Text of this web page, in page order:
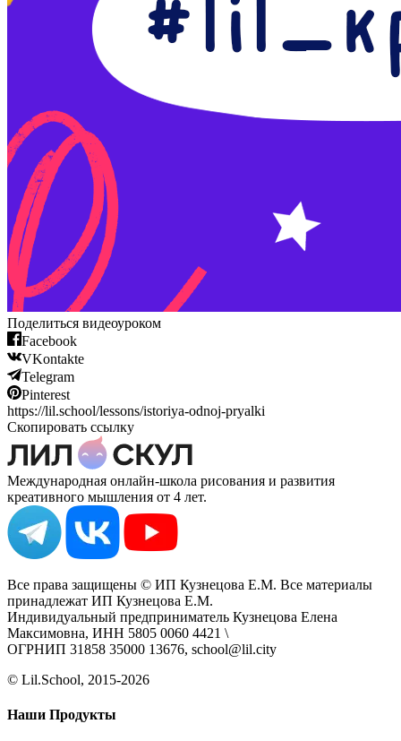
Поделиться видеоуроком
Facebook
VKontakte
Telegram
Pinterest
https://lil.school/lessons/istoriya-odnoj-pryalki
Скопировать ссылку
Международная онлайн-школа рисования и развития
креативного мышления от 4 лет.
Все права защищены © ИП Кузнецова Е.М. Все материалы
принадлежат ИП Кузнецова Е.М.
Индивидуальный предприниматель Кузнецова Елена
Максимовна, ИНН 5805 0060 4421 \
ОГРНИП 31858 35000 13676, school@lil.city
© Lil.School, 2015‐2026
Наши Продукты